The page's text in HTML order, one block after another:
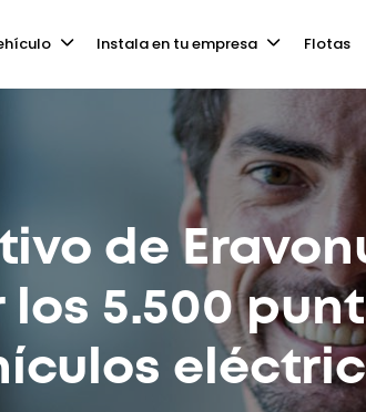
Instala en tu empresa Flotas
de
5.500